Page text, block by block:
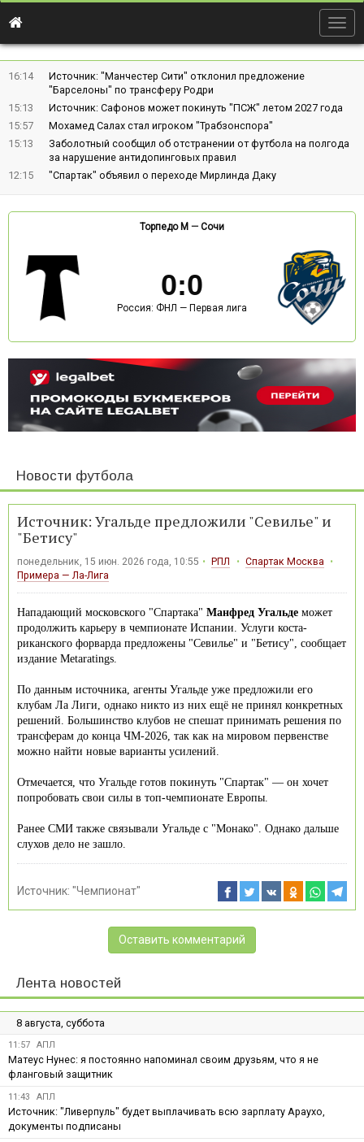
16:14
Источник: "Манчестер Сити" отклонил предложение
"Барселоны" по трансферу Родри
15:13
Источник: Сафонов может покинуть "ПСЖ" летом 2027 года
15:57
Мохамед Салах стал игроком "Трабзонспора"
15:13
Заболотный сообщил об отстранении от футбола на полгода
за нарушение антидопинговых правил
12:15
"Спартак" объявил о переходе Мирлинда Даку
Торпедо М — Сочи
0:0
Россия: ФНЛ — Первая лига
Новости футбола
Источник: Угальде предложили "Севилье" и
"Бетису"
понедельник, 15 июн. 2026 года, 10:55 РПЛ
Спартак Москва
Примера — Ла-Лига
Нападающий московского "Спартака" Манфред Угальде может
продолжить карьеру в чемпионате Испании. Услуги коста-
риканского форварда предложены "Севилье" и "Бетису", сообщает
издание Metaratings.
По данным источника, агенты Угальде уже предложили его
клубам Ла Лиги, однако никто из них ещё не принял конкретных
решений. Большинство клубов не спешат принимать решения по
трансферам до конца ЧМ-2026, так как на мировом первенстве
можно найти новые варианты усилений.
Отмечается, что Угальде готов покинуть "Спартак" — он хочет
попробовать свои силы в топ-чемпионате Европы.
Ранее СМИ также связывали Угальде с "Монако". Однако дальше
слухов дело не зашло.
Источник: "Чемпионат"
Оставить комментарий
Лента новостей
8 августа, суббота
11:57 АПЛ
Матеус Нунес: я постоянно напоминал своим друзьям, что я не
фланговый защитник
11:43 АПЛ
Источник: "Ливерпуль" будет выплачивать всю зарплату Араухо,
документы подписаны